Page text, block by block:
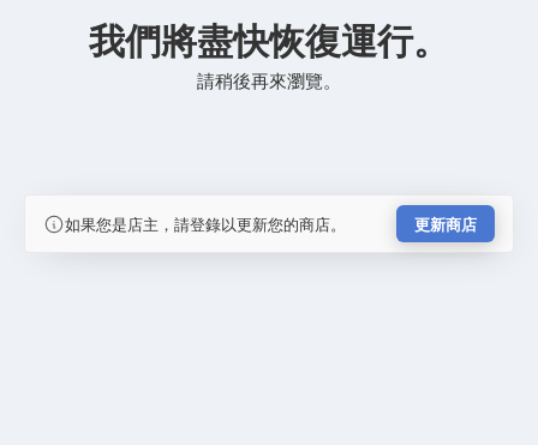
我們將盡快恢復運行。
請稍後再來瀏覽。
如果您是店主，請登錄以更新您的商店。 更新商店